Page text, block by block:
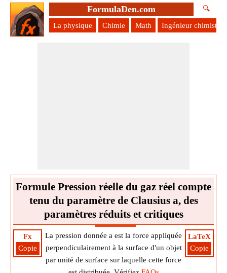
FormulaDen.com 🔍
La physique Chimie Math Ingénieur chimiste
Formule Pression réelle du gaz réel compte
tenu du paramètre de Clausius a, des
paramètres réduits et critiques
Fx
Copie
LaTeX
Copie
La pression donnée a est la force appliquée
perpendiculairement à la surface d'un objet
par unité de surface sur laquelle cette force